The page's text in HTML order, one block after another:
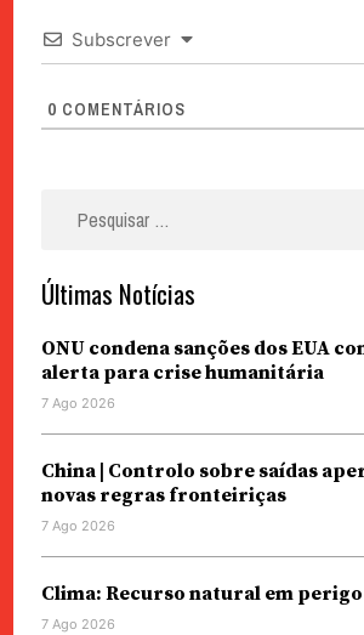
Subscrever
0 COMENTÁRIOS
Últimas Notícias
ONU condena sanções dos EUA
alerta para crise humanitária
7 Ago 2026
China | Controlo sobre saídas
novas regras fronteiriças
7 Ago 2026
Clima: Recurso natural em perigo
7 Ago 2026